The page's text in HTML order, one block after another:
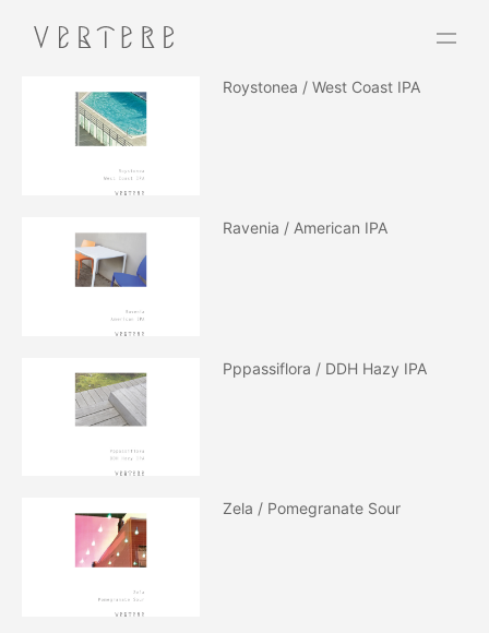
Roystonea / West Coast IPA
Ravenia / American IPA
Pppassiflora / DDH Hazy IPA
Zela / Pomegranate Sour